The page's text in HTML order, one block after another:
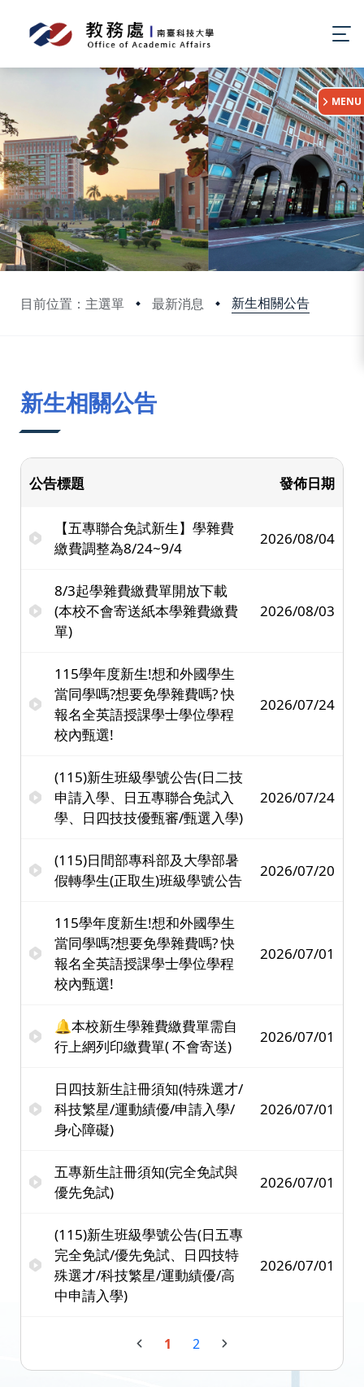
目前位置：主選單 最新消息 新生相關公告
:::
MENU
新生相關公告
公告標題 發佈日期
【五專聯合免試新生】學雜費
繳費調整為8/24~9/4
2026/08/04
8/3起學雜費繳費單開放下載
(本校不會寄送紙本學雜費繳費
單)
2026/08/03
115學年度新生!想和外國學生
當同學嗎?想要免學雜費嗎? 快
報名全英語授課學士學位學程
校內甄選!
2026/07/24
(115)新生班級學號公告(日二技
申請入學、日五專聯合免試入
學、日四技技優甄審/甄選入學)
2026/07/24
(115)日間部專科部及大學部暑
假轉學生(正取生)班級學號公告
2026/07/20
115學年度新生!想和外國學生
當同學嗎?想要免學雜費嗎? 快
報名全英語授課學士學位學程
校內甄選!
2026/07/01
🔔本校新生學雜費繳費單需自
行上網列印繳費單( 不會寄送)
2026/07/01
日四技新生註冊須知(特殊選才/
科技繁星/運動績優/申請入學/
身心障礙)
2026/07/01
五專新生註冊須知(完全免試與
優先免試)
2026/07/01
(115)新生班級學號公告(日五專
完全免試/優先免試、日四技特
殊選才/科技繁星/運動績優/高
中申請入學)
2026/07/01
1 2